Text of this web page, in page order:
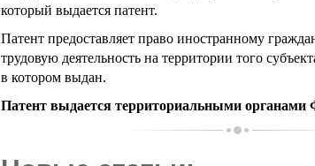
который выдается патент.
Патент предоставляет право иностранному
трудовую деятельность на территории того
в котором выдан.
Патент выдается территориальными